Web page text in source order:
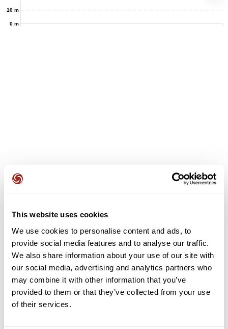
This website uses cookies
We use cookies to personalise content and ads, to
provide social media features and to analyse our traffic.
We also share information about your use of our site with
our social media, advertising and analytics partners who
may combine it with other information that you’ve
provided to them or that they’ve collected from your use
of their services.
0 m
10 m
Ajouter un avis
Découvrez ce parcours de vélo de 68,1 km à proximité de